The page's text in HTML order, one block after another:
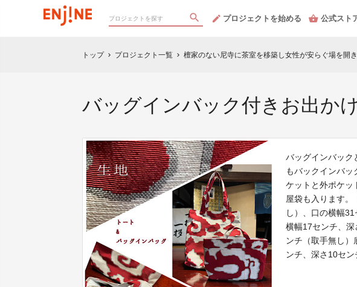
プロジェクトを始める 公式スト
トップ chevron_right プロジェクト一覧 chevron_right 檀家のない尼寺に茶室を移築し女性が安らぐ場を開
バッグインバック付きお出か
バッグインバック
もバックインバ
ケットと外ポケッ
屋袋も入ります
し）、口の横幅
横幅17センチ、
ンチ（取手無し
ンチ、深さ10セン